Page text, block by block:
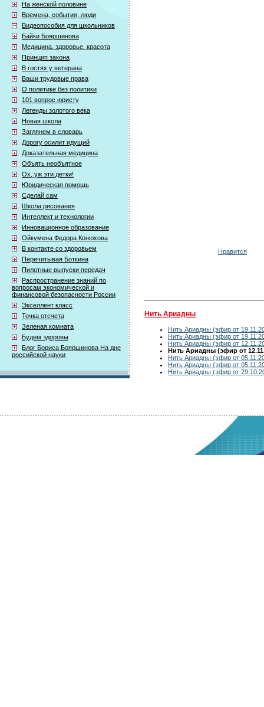
На женской половине
Времена, события, люди
Видеопособия для школьников
Байки Бояршинова
Медицина. здоровье. красота
Принцип закона
В гостях у ветерана
Ваши трудовые права
О политике без политики
101 вопрос юристу
Легенды золотого века
Новая школа
Заглянем в словарь
Дорогу осилит идущий
Доказательная медицина
Объять необъятное
Ох, уж эти детки!
Юридическая помощь
Сделай сам
Школа рисования
Интеллект и технологии
Инновационное образование
Ойкумена Федора Конюхова
В контакте со здоровьем
Перечитывая Боткина
Пилотные выпуски передач
Распространение знаний по
вопросам экономической и
финансовой безопасности России
Экселлент класс
Точка отсчета
Зеленая комната
Будем здоровы
Блог Бориса Бояршинова На дне
российской науки
Нравится
Нить Ариадны
Нить Ариадны (эфир от
Нить Ариадны (эфир от
Нить Ариадны (эфир от
Нить Ариадны (эфир от
Нить Ариадны (эфир от
Нить Ариадны (эфир от
Нить Ариадны (эфир от